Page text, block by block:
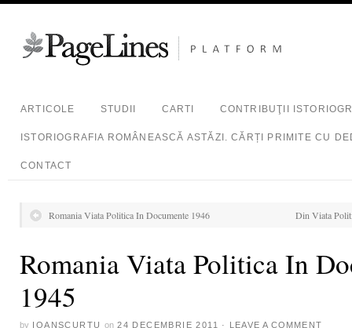
ARTICOLE STUDII CARTI CONTRIBUŢII
ISTORIOGRAFIA ROMÂNEASCĂ ASTĂZI. CĂRȚI PRIMITE CU
CONTACT
Romania Viata Politica In Documente 1946 Din Viata
Romania Viata Politica In
1945
by IOANSCURTU on 24 DECEMBRIE 2011 · LEAVE A COMMENT